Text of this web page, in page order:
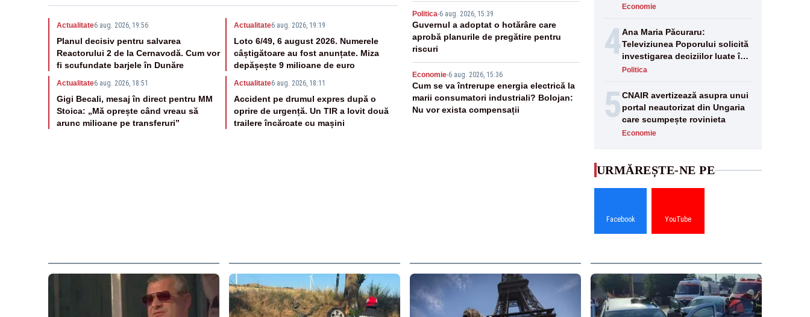
Actualitate6 aug. 2026, 19:56
Planul decisiv pentru salvarea
Reactorului 2 de la Cernavodă. Cum vor
fi scufundate barjele în Dunăre
Actualitate6 aug. 2026, 19:19
Loto 6/49, 6 august 2026. Numerele
câștigătoare au fost anunțate. Miza
depășește 9 milioane de euro
Actualitate6 aug. 2026, 18:51
Gigi Becali, mesaj în direct pentru MM
Stoica: „Mă oprește când vreau să
arunc milioane pe transferuri”
Actualitate6 aug. 2026, 18:11
Accident pe drumul expres după o
oprire de urgență. Un TIR a lovit două
trailere încărcate cu mașini
Politica-6 aug. 2026, 15:39
Guvernul a adoptat o hotărâre care
aprobă planurile de pregătire pentru
riscuri
Economie-6 aug. 2026, 15:36
Cum se va întrerupe energia electrică la
marii consumatori industriali? Bolojan:
Nu vor exista compensații
Economie
4Ana Maria Păcuraru:
Televiziunea Poporului solicită
investigarea deciziilor luate în
această perioadă de criză
Politica
5CNAIR avertizează asupra unui
portal neautorizat din Ungaria
care scumpește rovinieta
Economie
URMĂREȘTE-NE PE
Facebook YouTube